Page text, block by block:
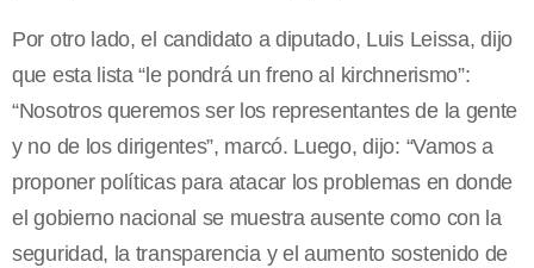
Por otro lado, el candidato a diputado, Luis Leissa, dijo
que esta lista “le pondrá un freno al kirchnerismo”:
“Nosotros queremos ser los representantes de la gente
y no de los dirigentes”, marcó. Luego, dijo: “Vamos a
proponer políticas para atacar los problemas en donde
el gobierno nacional se muestra ausente como con la
seguridad, la transparencia y el aumento sostenido de